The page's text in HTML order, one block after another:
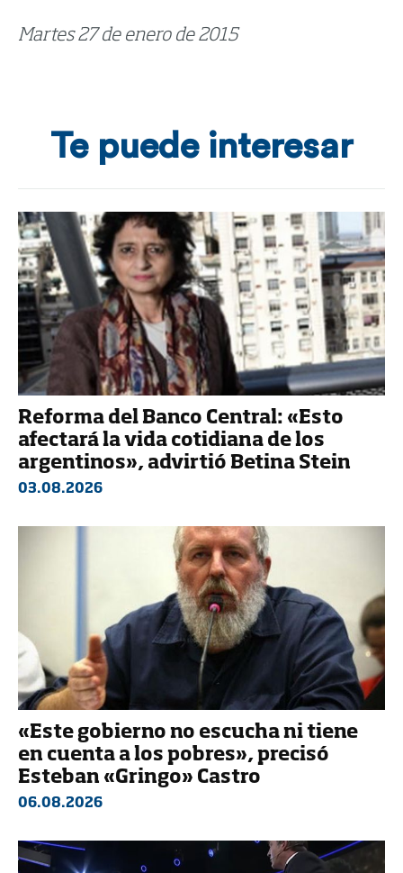
Martes 27 de enero de 2015
Te puede interesar
Reforma del Banco Central: «Esto
afectará la vida cotidiana de los
argentinos», advirtió Betina Stein
03.08.2026
«Este gobierno no escucha ni tiene
en cuenta a los pobres», precisó
Esteban «Gringo» Castro
06.08.2026